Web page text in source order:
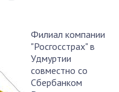
Филиал компании
"Росгосстрах" в
Удмуртии
совместно со
Сбербанком